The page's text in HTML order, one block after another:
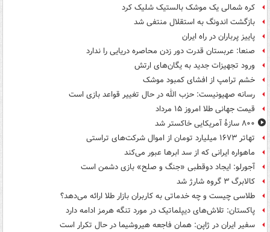
کره شمالی یک موشک بالستیک شلیک کرد
بازگشت اندونگ به استقلال منتفی شد
پاییز پرباران در راه ایران
صنعا: عربستان قدرت دور زدن محاصره دریایی را ندارد
ورود تجهیزات جدید به یگان‌های ارتش
خشم ترامپ از افشای کمبود موشک
رسانه صهیونیست: حزب الله در حال تغییر قواعد بازی است
قیمت جهانی طلا امروز ۱۵ مرداد
۸۰۰ سازۀ آمریکایی خاکستر شد
تهاتر ۱۶۷۳ میلیارد تومان از اموال شرکت‌های تراستی
ماهواره ایرانی که از سد ابرها عبور می‌کند
آجورلو: ایجاد دوقطبی «جنگ و صلح‌» بازی دشمن است
کالابرگ ۳ گروه شارژ شد
طلاسی چیست و چه خدماتی به کاربران بازار طلا ارائه می‌دهد؟
پاکستان: تلاش‌های دیپلماتیک در مورد تنگه هرمز ادامه دارد
سفیر ایران در ژاپن: همان فاجعه هیروشیما در حال تکرار است